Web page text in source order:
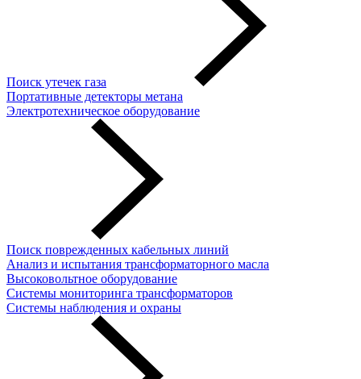
Поиск утечек газа
Портативные детекторы метана
Электротехническое оборудование
Поиск поврежденных кабельных линий
Анализ и испытания трансформаторного масла
Высоковольтное оборудование
Системы мониторинга трансформаторов
Системы наблюдения и охраны